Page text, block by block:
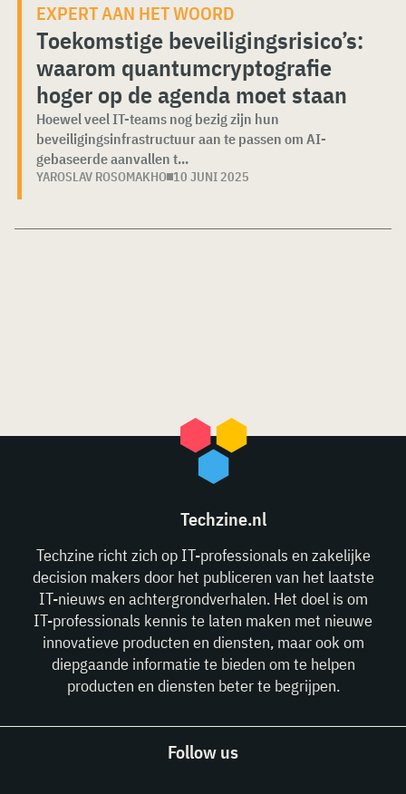
EXPERT AAN HET WOORD
Toekomstige beveiligingsrisico’s:
waarom quantumcryptografie
hoger op de agenda moet staan
Hoewel veel IT-teams nog bezig zijn hun
beveiligingsinfrastructuur aan te passen om AI-
gebaseerde aanvallen t...
YAROSLAV ROSOMAKHO 10 JUNI 2025
Techzine.nl
Techzine richt zich op IT-professionals en zakelijke
decision makers door het publiceren van het laatste
IT-nieuws en achtergrondverhalen. Het doel is om
IT-professionals kennis te laten maken met nieuwe
innovatieve producten en diensten, maar ook om
diepgaande informatie te bieden om te helpen
producten en diensten beter te begrijpen.
Follow us